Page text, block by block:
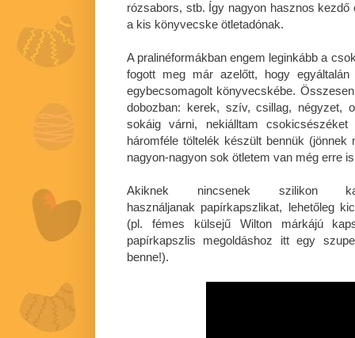
rózsabors, stb. Így nagyon hasznos kezdő
a kis könyvecske ötletadónak.
A pralinéformákban engem leginkább a
fogott meg már azelőtt, hogy
egybecsomagolt könyvecskébe.
dobozban: kerek, szív, csillag, négyzet,
sokáig várni, nekiálltam
háromféle töltelék készült bennük
nagyon-nagyon sok ötletem van még erre
Akiknek nincsenek szilikon
használjanak papírkapszlikat, lehetőleg
(pl. fémes külsejű Wilton márkájú
papírkapszlis megoldáshoz itt egy
benne!).